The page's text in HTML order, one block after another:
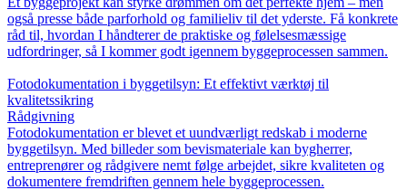
også presse både parforhold og familieliv til det yderste. Få konkrete
råd til, hvordan I håndterer de praktiske og følelsesmæssige
udfordringer, så I kommer godt igennem byggeprocessen sammen.
Fotodokumentation i byggetilsyn: Et effektivt værktøj til
kvalitetssikring
Rådgivning
Fotodokumentation er blevet et uundværligt redskab i moderne
byggetilsyn. Med billeder som bevismateriale kan bygherrer,
entreprenører og rådgivere nemt følge arbejdet, sikre kvaliteten og
dokumentere fremdriften gennem hele byggeprocessen.